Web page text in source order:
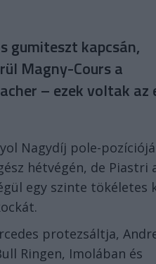
gumiteszt kapcsán,
Magny-Cours a
– ezek voltak az
Nagydíj pole-
hétvégén, de Piastri
egy szinte tökéletes
protezsáltja,
Ringen, Imolában és